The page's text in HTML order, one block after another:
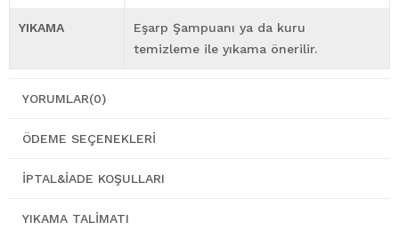
YIKAMA
Eşarp Şampuanı ya da kuru
temizleme ile yıkama önerilir.
YORUMLAR(0)
ÖDEME SEÇENEKLERI
İPTAL&İADE KOŞULLARI
YIKAMA TALIMATI